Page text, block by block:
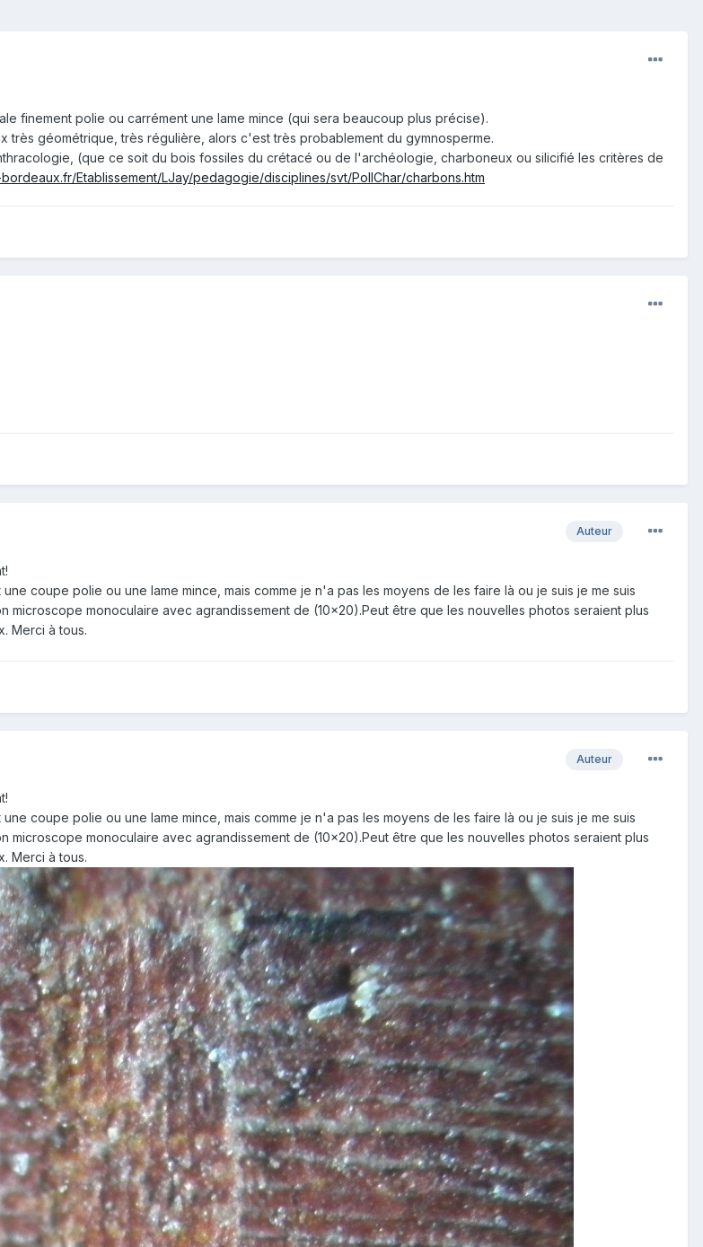
finement polie ou carrément une lame mince (qui sera beaucoup plus précise).
très géométrique, très régulière, alors c'est très probablement du gymnosperme.
(que ce soit du bois fossiles du crétacé ou de l'archéologie, charboneux ou silicifié les critères de
Etablissement/LJay/pedagogie/disciplines/svt/PollChar/charbons.htm
Auteur
coupe polie ou une lame mince, mais comme je n'a pas les moyens de les faire là ou je suis je me suis
monoculaire avec agrandissement de (10x20).Peut être que les nouvelles photos seraient plus
Merci à tous.
Auteur
coupe polie ou une lame mince, mais comme je n'a pas les moyens de les faire là ou je suis je me suis
monoculaire avec agrandissement de (10x20).Peut être que les nouvelles photos seraient plus
Merci à tous.